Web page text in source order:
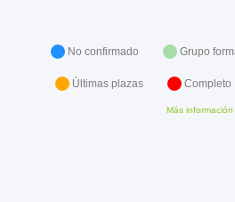
No confirmado Grupo
Últimas plazas Completo
Más información